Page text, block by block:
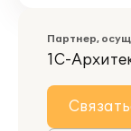
Партнер,
1С-